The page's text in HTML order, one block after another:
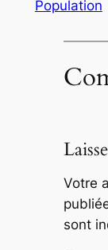
Population
Votre
sont